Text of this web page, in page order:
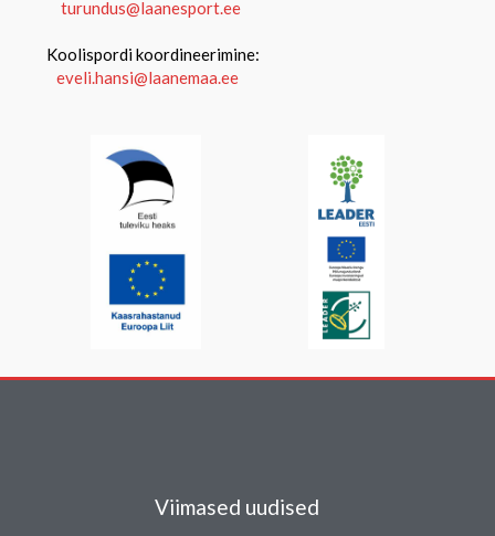
turundus@laanesport.ee
Koolispordi koordineerimine:
eveli.hansi@laanemaa.ee
Viimased uudised